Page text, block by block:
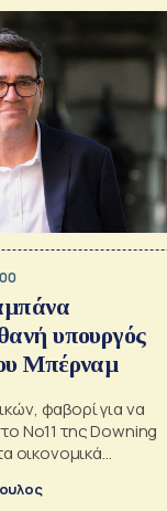
υπουργός
Μπέρναμ
φαβορί για να
Νο11 της Downing
οικονομικά